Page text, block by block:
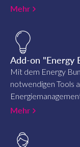
Mehr
Add-on "Energy
Mit dem Energy
notwendigen Tools
Mehr